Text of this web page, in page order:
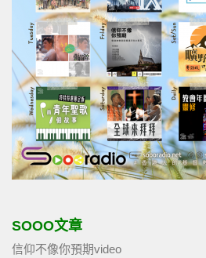
SOOO文章
信仰不像你預期video